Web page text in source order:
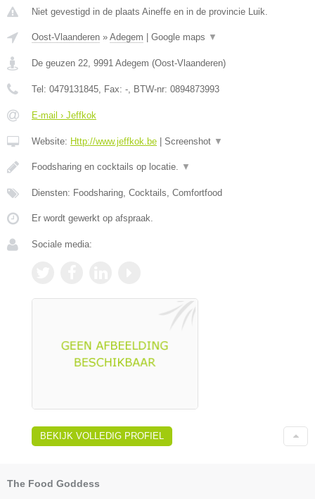
Niet gevestigd in de plaats Aineffe en in de provincie Luik.
Oost-Vlaanderen » Adegem | Google maps ▼
De geuzen 22 9991 Adegem (Oost-Vlaanderen)
Tel: 0479131845 , Fax: - , BTW-nr: 0894873993
E-mail › Jeffkok
Website: Http://www.jeffkok.be | Screenshot ▼
Foodsharing en cocktails op locatie. ▼
Diensten: Foodsharing, Cocktails, Comfortfood
Er wordt gewerkt op afspraak.
Sociale media:
BEKIJK VOLLEDIG PROFIEL
The Food Goddess